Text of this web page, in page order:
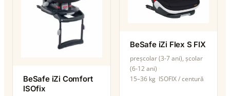
BeSafe iZi Comfort
ISOfix
BeSafe iZi Flex S FIX
preșcolar (3-7 ani), școlar
(6-12 ani)
15–36 kg ISOFIX / centură